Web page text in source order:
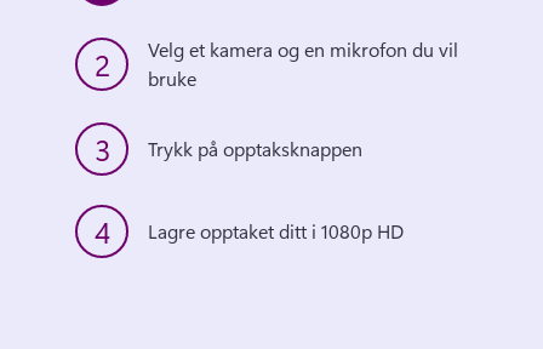
2
Velg et kamera og en mikrofon du vil
bruke
3 Trykk på opptaksknappen
4 Lagre opptaket ditt i 1080p HD